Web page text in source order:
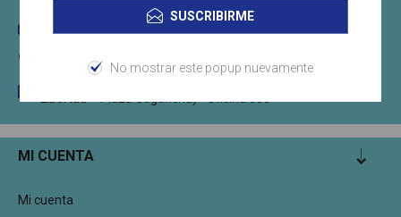
Montevideo, Uruguay
MI CUENTA
Mi cuenta
SUSCRIBIRME
No mostrar este popup nuevamente